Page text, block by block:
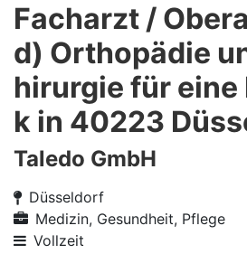
Facharzt /
d) Orthopädie
hirurgie für eine
k in 40223
Taledo GmbH
Düsseldorf
Medizin, Gesundheit, Pflege
Vollzeit